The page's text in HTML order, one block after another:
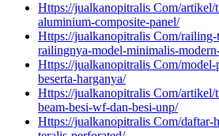
Https://jualkanopitralis Com/artikel/
aluminium-composite-panel/
Https://jualkanopitralis Com/railing-
railingnya-model-minimalis-
Https://jualkanopitralis Com/
beserta-harganya/
Https://jualkanopitralis Com/artikel/
beam-besi-wf-dan-besi-unp/
Https://jualkanopitralis Com/daftar-